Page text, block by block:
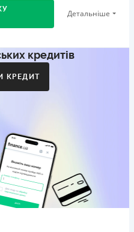
Детальніше
перший кредит
2026 «Найкраща програма
кредитів
КРЕДИТ